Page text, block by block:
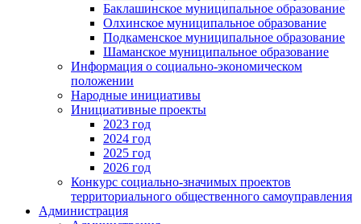
Баклашинское муниципальное образование
Олхинское муниципальное образование
Подкаменское муниципальное образование
Шаманское муниципальное образование
Информация о социально-экономическом
положении
Народные инициативы
Инициативные проекты
2023 год
2024 год
2025 год
2026 год
Конкурс социально-значимых проектов
территориального общественного самоуправления
Администрация